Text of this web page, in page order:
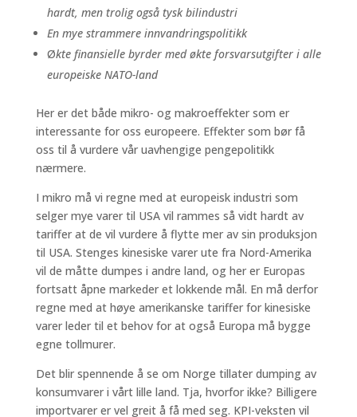
hardt, men trolig også tysk bilindustri
En mye strammere innvandringspolitikk
Økte finansielle byrder med økte forsvarsutgifter i alle
europeiske NATO-land
Her er det både mikro- og makroeffekter som er
interessante for oss europeere. Effekter som bør få
oss til å vurdere vår uavhengige pengepolitikk
nærmere.
I mikro må vi regne med at europeisk industri som
selger mye varer til USA vil rammes så vidt hardt av
tariffer at de vil vurdere å flytte mer av sin produksjon
til USA. Stenges kinesiske varer ute fra Nord-Amerika
vil de måtte dumpes i andre land, og her er Europas
fortsatt åpne markeder et lokkende mål. En må derfor
regne med at høye amerikanske tariffer for kinesiske
varer leder til et behov for at også Europa må bygge
egne tollmurer.
Det blir spennende å se om Norge tillater dumping av
konsumvarer i vårt lille land. Tja, hvorfor ikke? Billigere
importvarer er vel greit å få med seg. KPI-veksten vil